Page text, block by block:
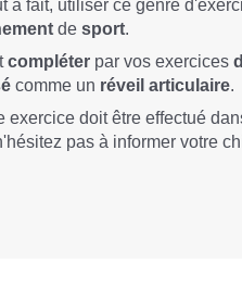
à fait, utiliser ce genre
de sport.
compléter par vos exercices
comme un réveil articulaire.
exercice doit être effectué
pas à informer votre